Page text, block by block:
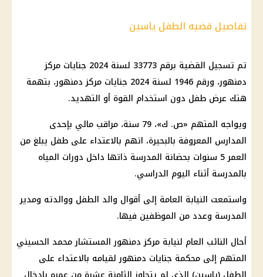
تفاصيل قضيه الطفل ياسين
تم تسجيل القضية برقم 33773 لسنة 2024 جنايات مركز
دمنهور، ورقم 1946 لسنة 2024 جنايات مركز دمنهور، بتهمة
هتك عرض طفل دون استخدام القوة أو التهديد.
ويواجه المتهم «ص. ك»، 79 سنة، مراقب مالي بإحدى
المدارس المعروفة بالبحيرة، اتهم بالاعتداء على طفل يبلغ من
العمر 5 سنوات بحضانة المدرسة ذاتها داخل دورات المياه
بالمدرسة أثناء اليوم الدراسي.
واستمعت النيابة العامة إلى أقوال والد الطفل ووالدته ومدير
المدرسة وعدد من الموظفين فيها.
أحال النائب العام لنيابة مركز دمنهور المستشار محمد الحسيني
المتهم إلى محكمة جنايات دمنهور لقيامه بالاعتداء على